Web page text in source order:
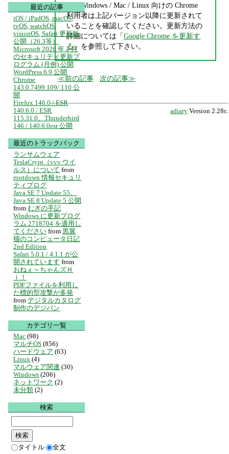
す。Windows / Mac / Linux 向けの Chrome
利用者は上記バージョン以降に更新されて
いることを確認してください。更新方法の
詳細については「Google Chrome を更新す
る」を参照して下さい。
前の記事 次の記事
adiary Version 2.28c.
最近の記事
iOS / iPadOS, macOS,
tvOS, watchOS,
visionOS, Safari 更新版
公開（26.3等）
Microsoft 2026 年 2 月
のセキュリティ更新プ
ログラム (月例) 公開
WordPress 6.9 公開
Chrome
143.0.7499.109/.110 公
開
Firefox 146.0 / ESR
140.6.0 / ESR
115.31.0、Thunderbird
146 / 140.6.0esr 公開
最近のトラックバック
ランサムウェア
TeslaCrypt（vvv ウイ
ルス）について from
rootdown 情報セキュリ
ティブログ
Java SE 7 Update 55、
Java SE 8 Update 5 公開
from むぎの手記
Windows に更新プログ
ラム 2718704 を適用し
てください from 黒翼
猫のコンピュータ日記
2nd Edition
Safari 5.0.1 / 4.1.1 が公
開されています from
おねぇ～ちゃんズＨ
ｉ！
PDFファイルを利用し
た標的型攻撃が多発
from デジタルカタログ
制作のデジパン
カテゴリ一覧
Mac (98)
マルチOS (856)
ハードウェア (63)
Linux (4)
マルウェア関連 (30)
Windows (206)
ネットワーク (2)
未分類 (2)
検索
タイトル 全文